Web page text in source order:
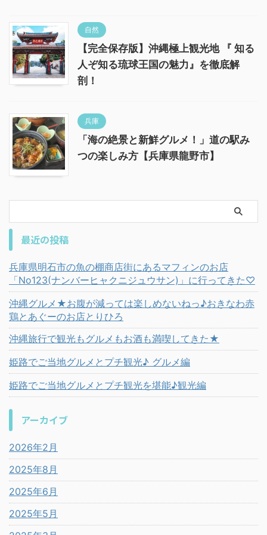
自然
【完全保存版】沖縄極上観光地 『 知る
人ぞ知る琉球王国の魅力』を徹底解
剖！
兵庫
「海の絶景と新鮮グルメ！」道の駅み
つの楽しみ方【兵庫県龍野市】
最近の投稿
兵庫県明石市の魚の棚商店街にあるマフィンのお店
「No123(ナンバーヒャクニジュウサン)」に行ってきた♡
沖縄グルメ★お腹が減っては楽しめないねっ♪おきなわ赤
鶏とあぐーのお店とりひろ
沖縄旅行で観光もグルメもお酒も満喫してきた★
姫路でご当地グルメとプチ観光♪ グルメ編
姫路でご当地グルメとプチ観光を堪能♪観光編
アーカイブ
2026年2月
2025年8月
2025年6月
2025年5月